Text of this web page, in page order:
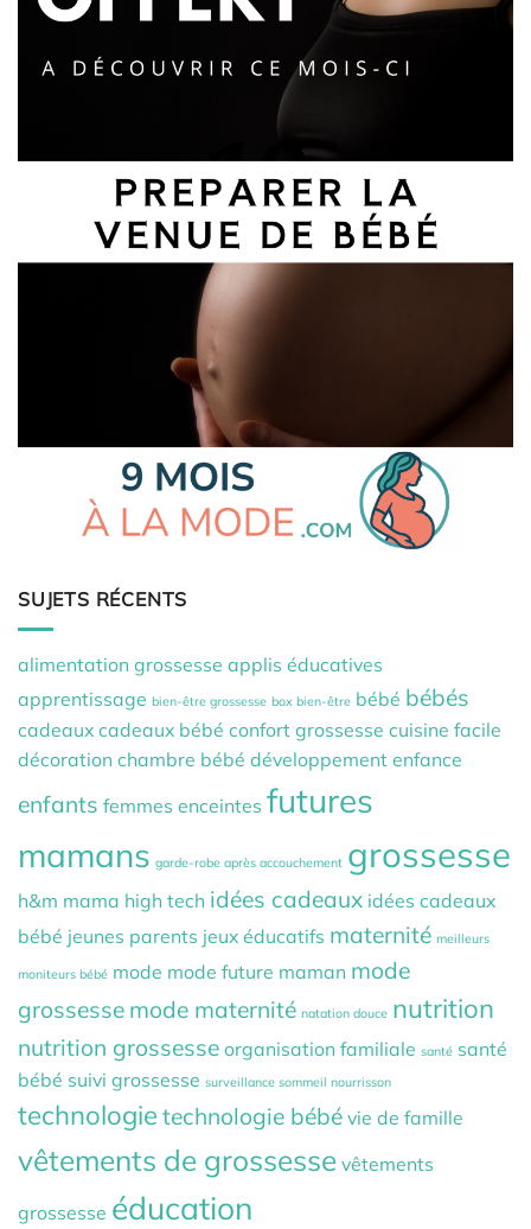
SUJETS RÉCENTS
alimentation grossesse applis éducatives
apprentissage bien-être grossesse box bien-être bébé bébés
cadeaux cadeaux bébé confort grossesse cuisine facile
décoration chambre bébé développement enfance
enfants femmes enceintes futures
mamans garde-robe après accouchement grossesse
h&m mama high tech idées cadeaux idées cadeaux
bébé jeunes parents jeux éducatifs maternité meilleurs
moniteurs bébé mode mode future maman mode
grossesse mode maternité natation douce nutrition
nutrition grossesse organisation familiale santé santé
bébé suivi grossesse surveillance sommeil nourrisson
technologie technologie bébé vie de famille
vêtements de grossesse vêtements
grossesse éducation